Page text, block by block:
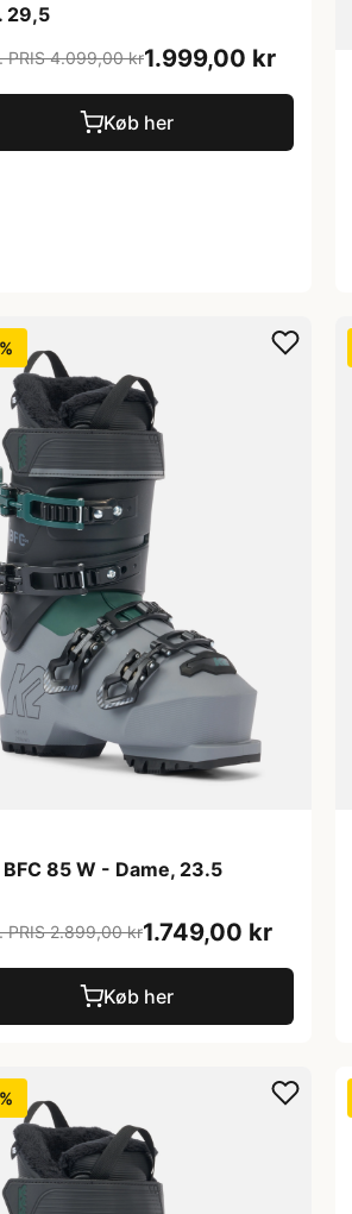
29,5
PRIS 4.099,00 kr1.999,00 kr
Køb her
85 W - Dame, 23.5
PRIS 2.899,00 kr1.749,00 kr
Køb her